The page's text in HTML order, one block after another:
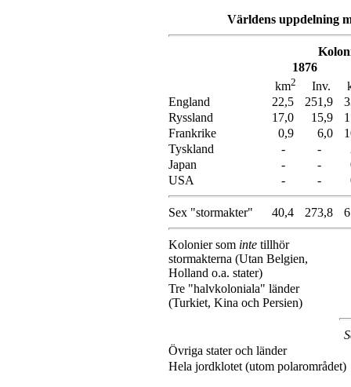
Världens uppdelning
1876
km2 Inv.
England
22,5 251,9
Ryssland
17,0 15,9
Frankrike
0,9 6,0
Tyskland
- -
Japan
- -
USA
- -
Sex "stormakter" 40,4 273,8
Kolonier som inte tillhör
stormakterna (Utan Belgien,
Holland o.a. stater)
Tre "halvkoloniala" länder
(Turkiet, Kina och Persien)
Övriga stater och länder
Hela jordklotet (utom polarområdet)